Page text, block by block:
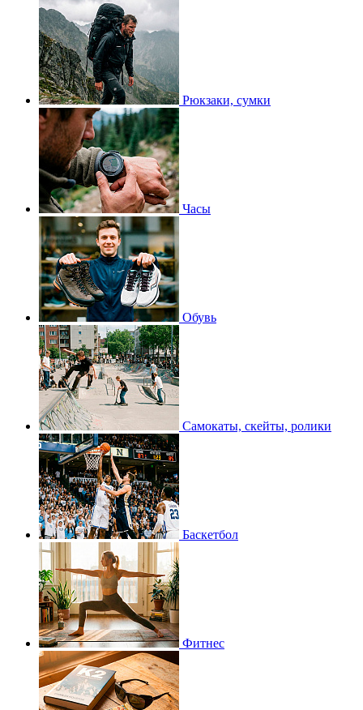
Рюкзаки, сумки
Часы
Обувь
Самокаты, скейты, ролики
Баскетбол
Фитнес